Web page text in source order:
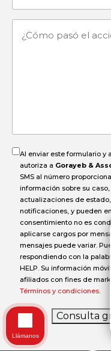
¿Cómo
Al enviar este formulario y
autoriza a Gorayeb &
SMS al número
información sobre su
actualizaciones de
notificaciones, y pueden
consentimiento no es
aplicarse cargos por
mensajes puede variar.
respondiendo con la
HELP. Su información
afiliados con fines de
Términos y condiciones.
Consulta
Llámanos